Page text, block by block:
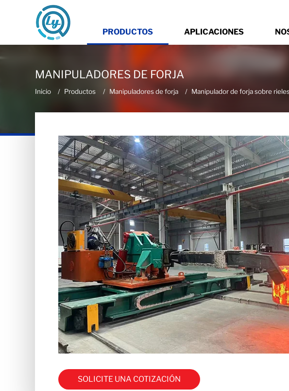
PRODUCTOS APLICACIONES
MANIPULADORES DE FORJA
Inicio Productos Manipuladores de forja Manipulador de forja sobre
SOLICITE UNA COTIZACIÓN